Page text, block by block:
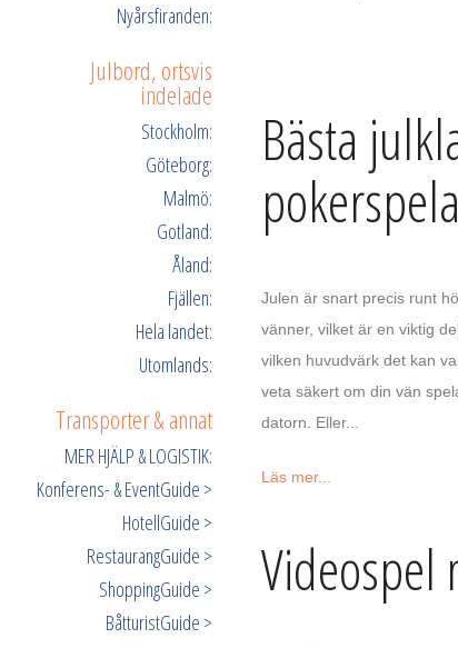
Nyårsfiranden:
Julbord, ortsvis
indelade
Stockholm:
Göteborg:
Malmö:
Gotland:
Åland:
Fjällen:
Hela landet:
Utomlands:
Transporter & annat
MER HJÄLP & LOGISTIK:
Konferens- & EventGuide >
HotellGuide >
RestaurangGuide >
ShoppingGuide >
BåtturistGuide >
Bästa
Julen är snart precis runt
vänner, vilket är en viktig
vilken huvudvärk det kan
veta säkert om din vän
datorn. Eller...
Läs mer...
Videospel